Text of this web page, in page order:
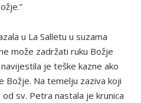
u La Salletu u suzama
može zadržati ruku Božje
je teške kazne ako
Na temelju zaziva koji
sv. Petra nastala je krunica